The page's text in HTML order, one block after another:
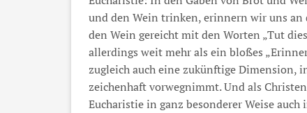
und den Wein trinken, erinnern wir uns an
den Wein gereicht mit den Worten „Tut
allerdings weit mehr als ein bloßes
zugleich auch eine zukünftige Dimension,
zeichenhaft vorwegnimmt. Und als
Eucharistie in ganz besonderer Weise